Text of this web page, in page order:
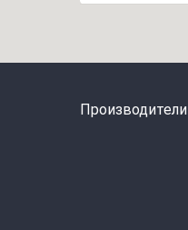
Производители